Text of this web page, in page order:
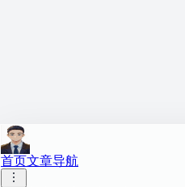
首页文章导航